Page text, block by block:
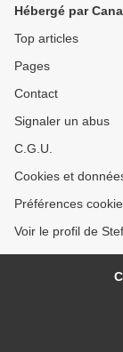
Hébergé par
Top articles
Pages
Contact
Signaler un abus
C.G.U.
Cookies et
Préférences
Voir le profil de